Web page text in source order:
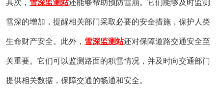
其次， 雪深监测站还能够帮助预防雪崩。它们能够及时监测
雪深的增加，提醒相关部门采取必要的安全措施，保护人类
生命财产安全。此外， 雪深监测站还对保障道路交通安全至
关重要。它们可以监测路面的积雪情况，并及时向交通部门
提供相关数据，保障交通的畅通和安全。